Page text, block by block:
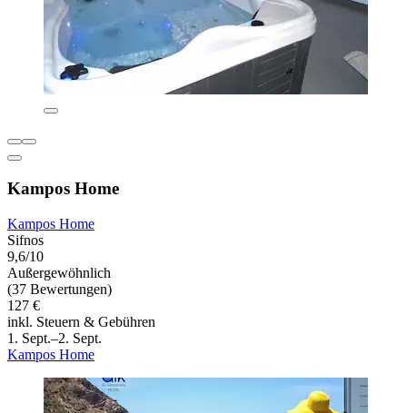
Kampos Home
Kampos Home
Sifnos
9,6/10
Außergewöhnlich
(37 Bewertungen)
127 €
inkl. Steuern & Gebühren
1. Sept.–2. Sept.
Kampos Home